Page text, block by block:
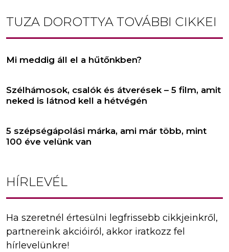
TUZA DOROTTYA TOVÁBBI CIKKEI
Mi meddig áll el a hűtőnkben?
Szélhámosok, csalók és átverések – 5 film, amit
neked is látnod kell a hétvégén
5 szépségápolási márka, ami már több, mint
100 éve velünk van
HÍRLEVÉL
Ha szeretnél értesülni legfrissebb cikkjeinkről,
partnereink akcióiról, akkor iratkozz fel
hírlevelünkre!